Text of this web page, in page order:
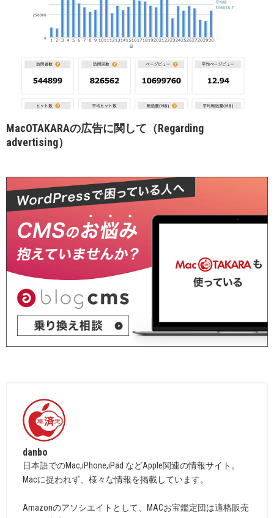
MacOTAKARAの広告に関して（Regarding
advertising）
danbo
日本語でのMac,iPhone,iPad などApple関連の情報サイト。
Macに捉われず、様々な情報を掲載しています。
Amazonのアソシエイトとして、MACお宝鑑定団は適格販売